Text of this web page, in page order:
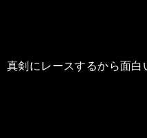
真剣にレースするから面白